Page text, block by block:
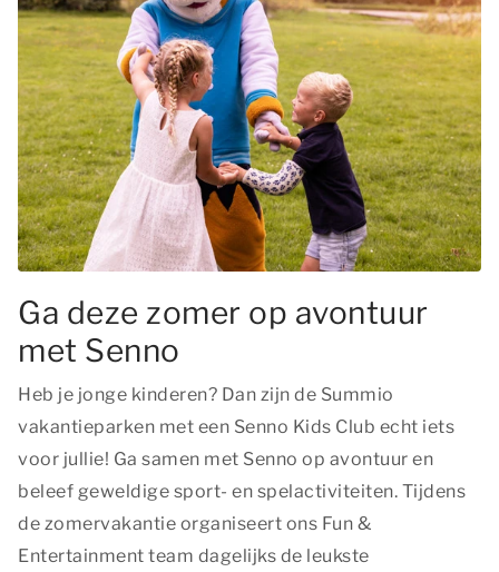
Ga deze zomer op avontuur
met Senno
Heb je jonge kinderen? Dan zijn de Summio
vakantieparken met een Senno Kids Club echt iets
voor jullie! Ga samen met Senno op avontuur en
beleef geweldige sport- en spelactiviteiten. Tijdens
de zomervakantie organiseert ons Fun &
Entertainment team dagelijks de leukste